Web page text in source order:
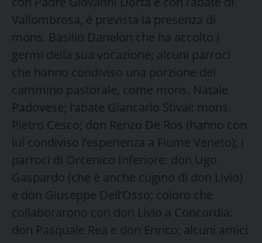
Vallombrosa, è prevista la presenza di
mons. Basilio Danelon che ha accolto i
germi della sua vocazione; alcuni parroci
che hanno condiviso una porzione del
cammino pastorale, come mons. Natale
Padovese; l’abate Giancarlo Stival; mons.
Pietro Cesco; don Renzo De Ros (hanno con
lui condiviso l’esperienza a Fiume Veneto); i
parroci di Orcenico Inferiore: don Ugo
Gaspardo (che è anche cugino di don Livio)
e don Giuseppe Dell’Osso; coloro che
collaborarono con don Livio a Concordia:
don Pasquale Rea e don Enrico; alcuni amici